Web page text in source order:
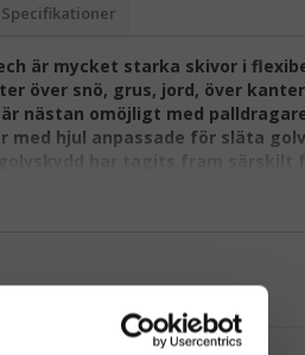
Specifikationer
är mycket starka skivor i
över snö, grus, jord, över
nästan omöjligt med
med hjul anpassade för släta
medan kortsidorna är fasade i
med lastvagnar, palldragare